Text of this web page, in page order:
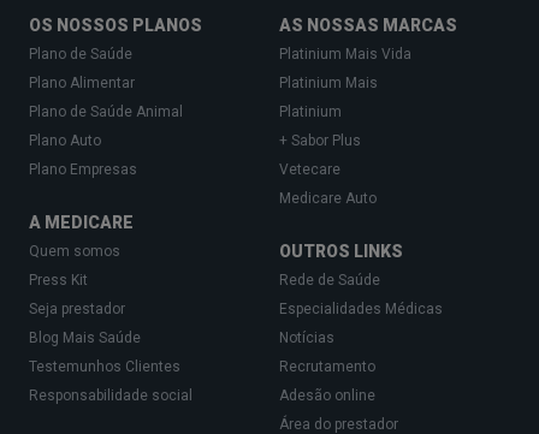
OS NOSSOS PLANOS
Plano de Saúde
Plano Alimentar
Plano de Saúde Animal
Plano Auto
Plano Empresas
A MEDICARE
Quem somos
Press Kit
Seja prestador
Blog Mais Saúde
Testemunhos Clientes
Responsabilidade social
AS NOSSAS MARCAS
Platinium Mais Vida
Platinium Mais
Platinium
+ Sabor Plus
Vetecare
Medicare Auto
OUTROS LINKS
Rede de Saúde
Especialidades Médicas
Notícias
Recrutamento
Adesão online
Área do prestador